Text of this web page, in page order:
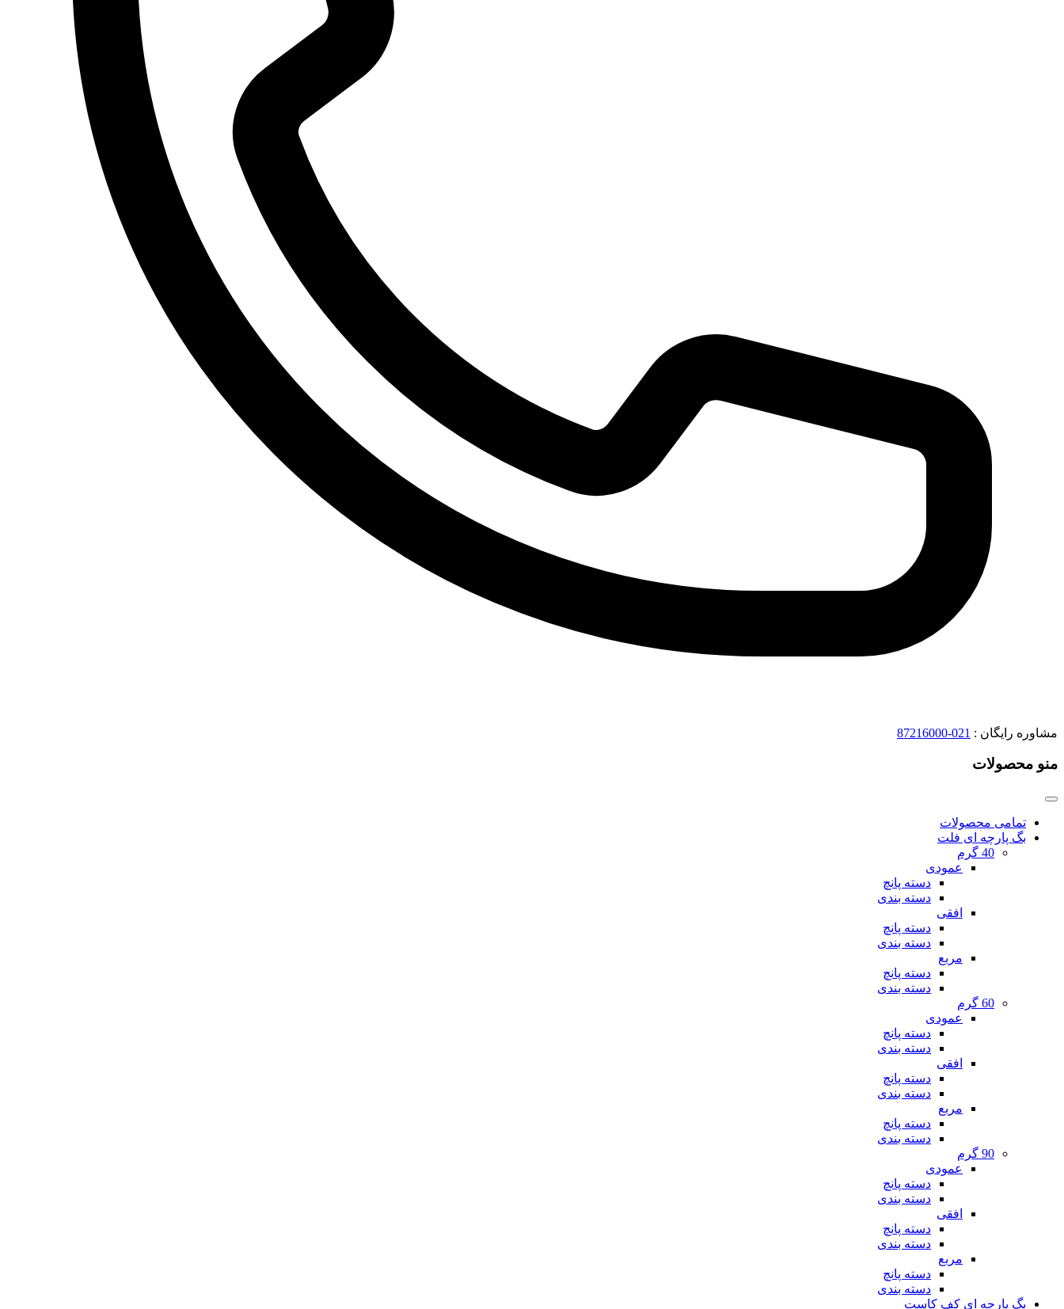
مشاوره رایگان : 021-87216000
منو محصولات
تمامی محصولات
بگ پارچه ای فلت
40 گرم
عمودی
دسته پانچ
دسته بندی
افقی
دسته پانچ
دسته بندی
مربع
دسته پانچ
دسته بندی
60 گرم
عمودی
دسته پانچ
دسته بندی
افقی
دسته پانچ
دسته بندی
مربع
دسته پانچ
دسته بندی
90 گرم
عمودی
دسته پانچ
دسته بندی
افقی
دسته پانچ
دسته بندی
مربع
دسته پانچ
دسته بندی
بگ پارچه ای کف کاست